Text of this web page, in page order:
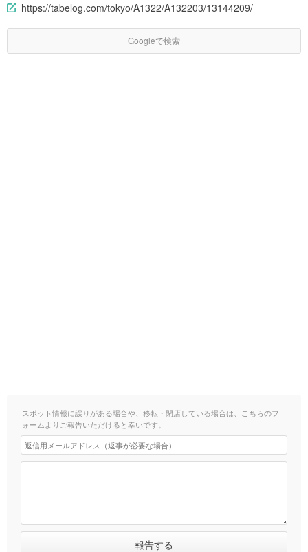
https://tabelog.com/tokyo/A1322/A132203/13144209/
Googleで検索
スポット情報に誤りがある場合や、移転・閉店している場合は、こちらのフ
ォームよりご報告いただけると幸いです。